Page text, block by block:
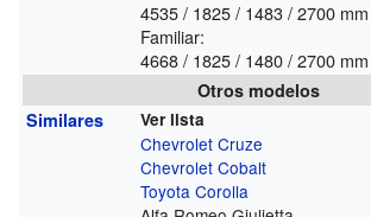
4535 / 1825 / 1483 / 2700 mm
Familiar:
4668 / 1825 / 1480 / 2700 mm
Otros modelos
Similares
Ver lista
Chevrolet Cruze
Chevrolet Cobalt
Toyota Corolla